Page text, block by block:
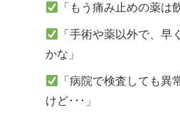
「もう痛み止めの薬は
「手術や薬以外で、早
かな」
「病院で検査しても異
けど･･･」